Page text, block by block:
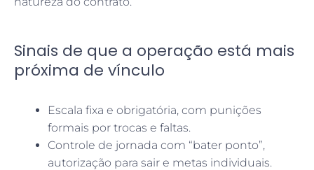
Sinais de que a operação está mais
próxima de vínculo
Escala fixa e obrigatória, com punições
formais por trocas e faltas.
Controle de jornada com “bater ponto”,
autorização para sair e metas individuais.